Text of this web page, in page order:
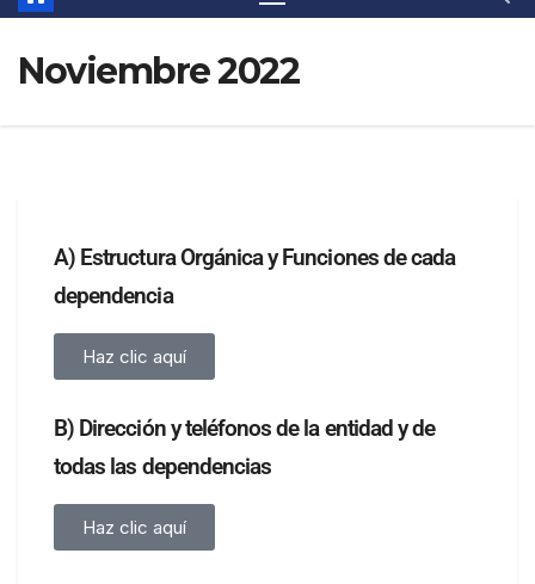
Noviembre 2022
A) Estructura Orgánica y Funciones de cada
dependencia
Haz clic aquí
B) Dirección y teléfonos de la entidad y de
todas las dependencias
Haz clic aquí